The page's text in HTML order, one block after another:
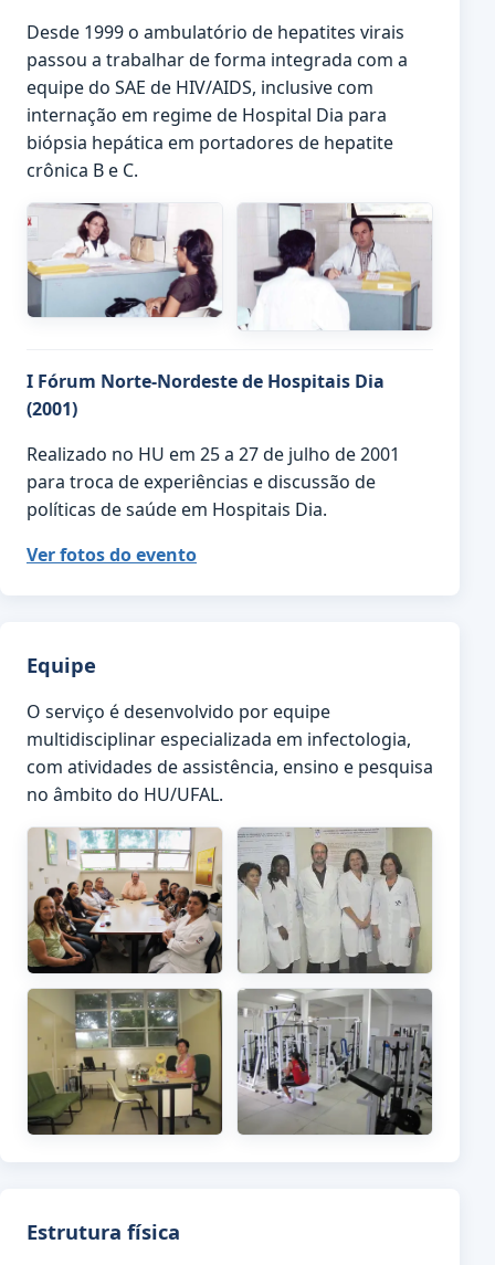
Desde 1999 o ambulatório de hepatites virais
passou a trabalhar de forma integrada com a
equipe do SAE de HIV/AIDS, inclusive com
internação em regime de Hospital Dia para
biópsia hepática em portadores de hepatite
crônica B e C.
I Fórum Norte-Nordeste de Hospitais Dia
(2001)
Realizado no HU em 25 a 27 de julho de 2001
para troca de experiências e discussão de
políticas de saúde em Hospitais Dia.
Ver fotos do evento
Equipe
O serviço é desenvolvido por equipe
multidisciplinar especializada em infectologia,
com atividades de assistência, ensino e pesquisa
no âmbito do HU/UFAL.
Estrutura física